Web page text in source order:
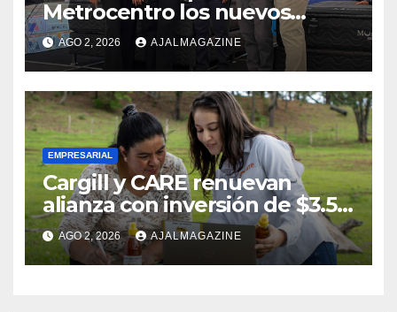
Metrocentro los nuevos
modelos Muna Care de
Comfort Life: Innovación y
calidad en descanso
AGO 2, 2026 AJALMAGAZINE
EMPRESARIAL
Cargill y CARE renuevan
alianza con inversión de $3.5
millones para el desarrollo de
mujeres rurales en
Centroamérica
AGO 2, 2026 AJALMAGAZINE